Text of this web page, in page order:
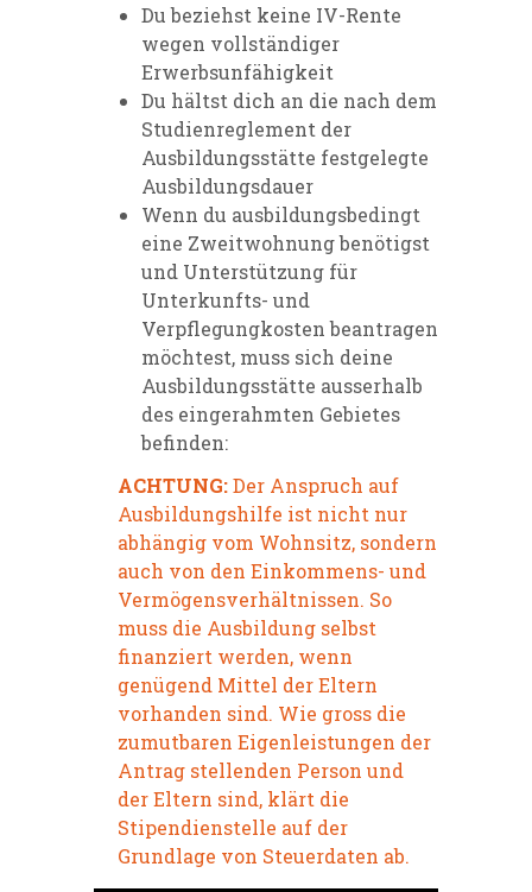
Du beziehst keine IV-Rente
wegen vollständiger
Erwerbsunfähigkeit
Du hältst dich an die nach dem
Studienreglement der
Ausbildungsstätte festgelegte
Ausbildungsdauer
Wenn du ausbildungsbedingt
eine Zweitwohnung benötigst
und Unterstützung für
Unterkunfts- und
Verpflegungkosten beantragen
möchtest, muss sich deine
Ausbildungsstätte ausserhalb
des eingerahmten Gebietes
befinden:
ACHTUNG:Der Anspruch auf
Ausbildungshilfe ist nicht nur
abhängig vom Wohnsitz, sondern
auch von den Einkommens- und
Vermögensverhältnissen. So
muss die Ausbildung selbst
finanziert werden, wenn
genügend Mittel der Eltern
vorhanden sind. Wie gross die
zumutbaren Eigenleistungen der
Antrag stellenden Person und
der Eltern sind, klärt die
Stipendienstelle auf der
Grundlage von Steuerdaten ab.